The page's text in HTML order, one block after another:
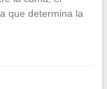
que determina la